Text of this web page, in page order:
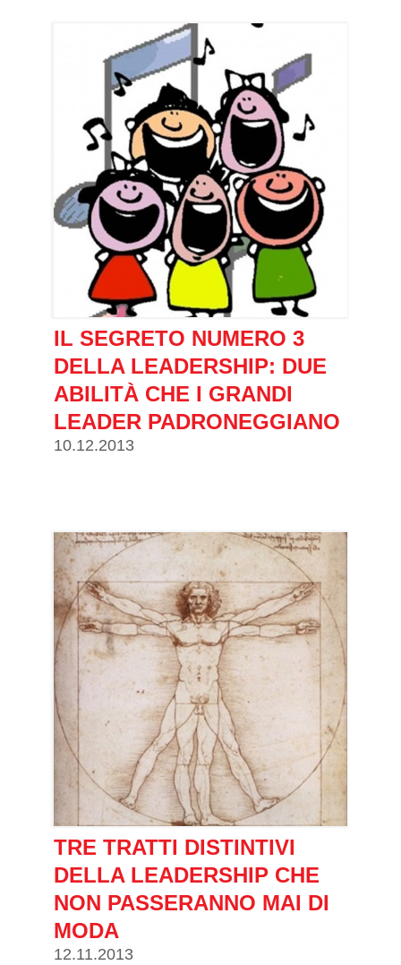
IL SEGRETO NUMERO 3
DELLA LEADERSHIP: DUE
ABILITÀ CHE I GRANDI
LEADER PADRONEGGIANO
10.12.2013
TRE TRATTI DISTINTIVI
DELLA LEADERSHIP CHE
NON PASSERANNO MAI DI
MODA
12.11.2013